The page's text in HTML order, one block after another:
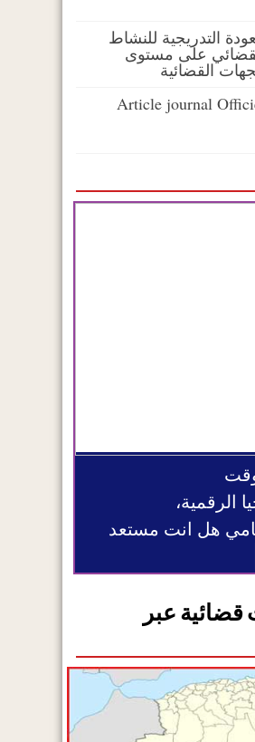
التدريجية للنشاط
على مستوى
القضائية
Article journal
الرقمية،
هل انت مستعد
عبر